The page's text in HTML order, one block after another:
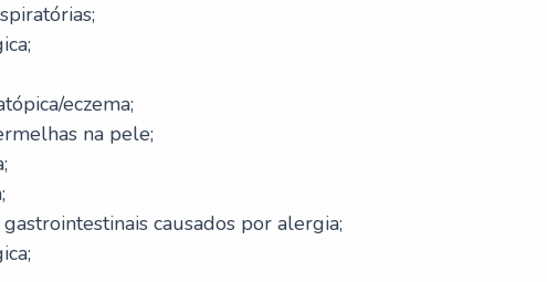
eczema;
na pele;
causados por alergia;